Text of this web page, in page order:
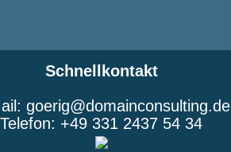
Schnellkontakt
goerig@domainconsulting.de
Telefon: +49 331 2437 54 34